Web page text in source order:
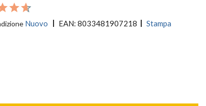
Nuovo EAN: 8033481907218 Stampa